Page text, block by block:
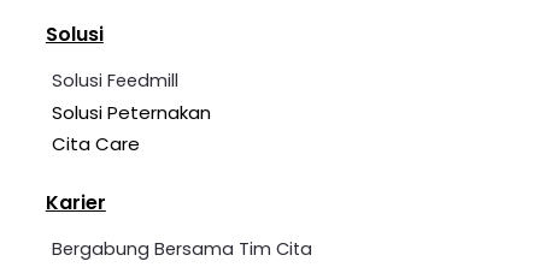
Solusi
Solusi Feedmill
Solusi Peternakan
Cita Care
Karier
Bergabung Bersama Tim Cita